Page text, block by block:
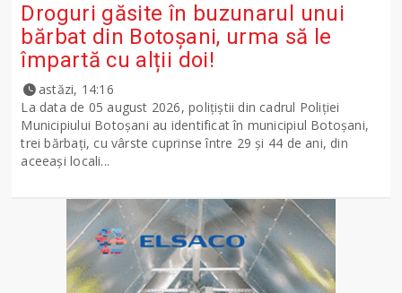
Droguri găsite în buzunarul unui
bărbat din Botoșani, urma să le
împartă cu alții doi!
astăzi, 14:16
La data de 05 august 2026, polițiștii din cadrul Poliției
Municipiului Botoșani au identificat în municipiul Botoșani,
trei bărbați, cu vârste cuprinse între 29 și 44 de ani, din
aceeași locali...